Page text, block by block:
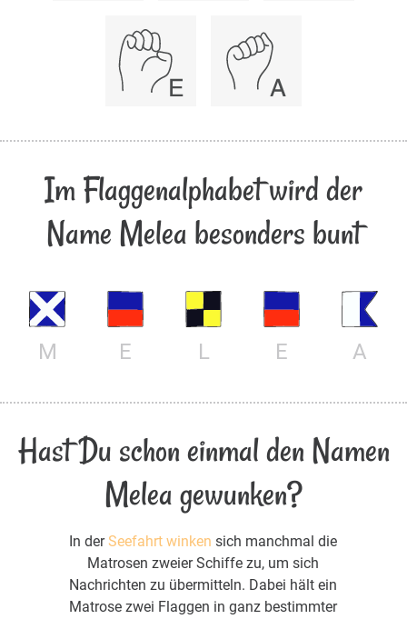
Im Flaggenalphabet wird der
Name Melea besonders bunt
M E L E A
Hast Du schon einmal den Namen
Melea gewunken?
In derSeefahrt winken sich manchmal die
Matrosen zweier Schiffe zu, um sich
Nachrichten zu übermitteln. Dabei hält ein
Matrose zwei Flaggen in ganz bestimmter